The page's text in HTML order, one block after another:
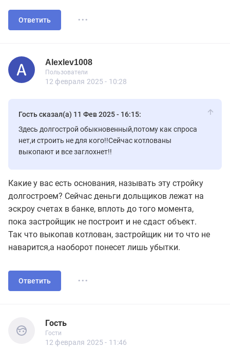
Ответить ...
Alexlev1008
Alexlev1008
Пользователи
Пользователь
Пользователи
30 сообщений
12 февраля 2025 - 10:28
Гость сказал(а) 11 Фев 2025 - 16:15:
Здесь долгострой обыкновенный,потому как спроса
нет,и строить не для кого!!Сейчас котлованы
выкопают и все заглохнет!!
Какие у вас есть основания, называть эту стройку
долгостроем? Сейчас деньги дольщиков лежат на
эскроу счетах в банке, вплоть до того момента,
пока застройщик не построит и не сдаст объект.
Так что выкопав котлован, застройщик ни то что не
наварится,а наоборот понесет лишь убытки.
Ответить ...
Гость
Гость
Гости
Гости
12 февраля 2025 - 11:46